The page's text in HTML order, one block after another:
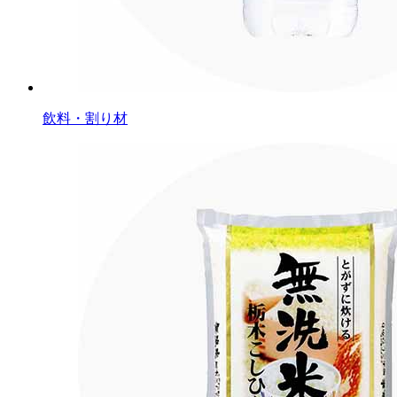
飲料・割り材